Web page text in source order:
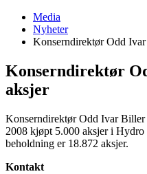
Media
Nyheter
Konserndirektør Odd
Konserndirektør
aksjer
Konserndirektør Odd Ivar
2008 kjøpt 5.000 aksjer i
beholdning er 18.872 aksjer.
Kontakt